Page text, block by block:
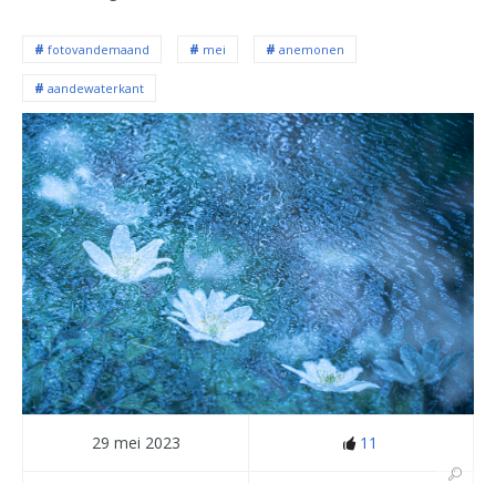
fotovandemaand mei anemonen
aandewaterkant
29 mei 2023 11